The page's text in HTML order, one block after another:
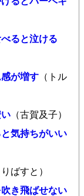
ると泣ける
が増す （トル
（古賀及子）
気持ちがいい
りばすと）
き飛ばせない